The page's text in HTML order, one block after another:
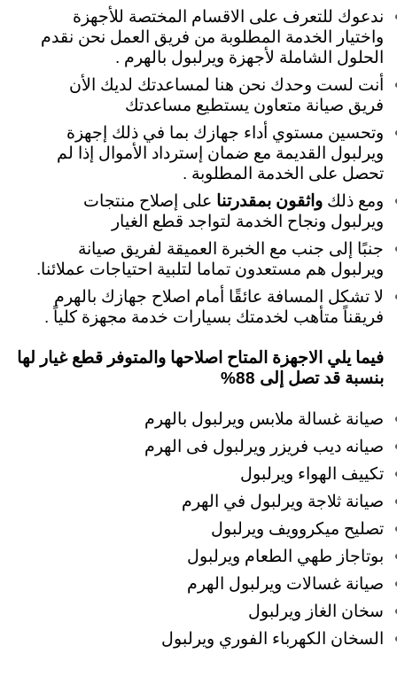
ندعوك للتعرف على الاقسام المختصة للأجهزة
واختيار الخدمة المطلوبة من فريق العمل نحن نقدم
الحلول الشاملة لأجهزة ويرلبول بالهرم .
أنت لست وحدك نحن هنا لمساعدتك لديك الأن
فريق صيانة متعاون يستطيع مساعدتك
وتحسين مستوي أداء جهازك بما في ذلك إجهزة
ويرلبول القديمة مع ضمان إسترداد الأموال إذا لم
تحصل على الخدمة المطلوبة .
ومع ذلك واثقون بمقدرتنا على إصلاح منتجات
ويرلبول ونجاح الخدمة لتواجد قطع الغيار
جنبًا إلى جنب مع الخبرة العميقة لفريق صيانة
ويرلبول هم مستعدون تماما لتلبية احتياجات عملائنا.
لا تشكل المسافة عائقًا أمام اصلاح جهازك بالهرم
فريقناً متأهب لخدمتك بسيارات خدمة مجهزة كلياً .
فيما يلي الاجهزة المتاح اصلاحها والمتوفر قطع غيار لها
بنسبة قد تصل إلى 88%
صيانة غسالة ملابس ويرلبول بالهرم
صيانه ديب فريزر ويرلبول فى الهرم
تكييف الهواء ويرلبول
صيانة ثلاجة ويرلبول في الهرم
تصليح ميكروويف ويرلبول
بوتاجاز طهي الطعام ويرلبول
صيانة غسالات ويرلبول الهرم
سخان الغاز ويرلبول
السخان الكهرباء الفوري ويرلبول